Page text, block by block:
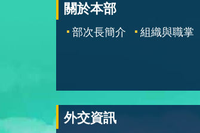
關於本部
部次長簡介 組織與職掌
外交資訊